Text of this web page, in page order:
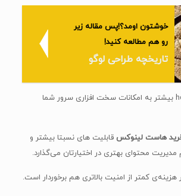
خوشتون اومد؟!پس مقاله زیر
رو هم مطالعه کنید!
تاریخچه طراحی لوگو
اما در کل سرعت host بیشتر به امکانات سخت افزاری سرور شما
هاست لینوکس قابلیت های نسبتا بیشتر و
محتوای بهتری در اختیارتان می‌گذارد.
کمتر از امنیت بالاتری هم برخوردار است.